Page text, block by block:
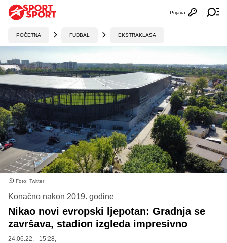
Otvori
Prijava
POČETNA FUDBAL EKSTRAKLASA
Foto: Twitter
Konačno nakon 2019. godine
Nikao novi evropski ljepotan: Gradnja se
završava, stadion izgleda impresivno
24.06.22. - 15:28,